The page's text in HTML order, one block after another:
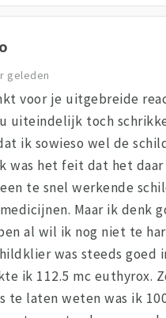
geleden
voor je uitgebreide
uiteindelijk toch
ik sowieso wel de
was het feit dat het daar
te snel werkende
Maar ik denk
al wil ik nog niet te
was steeds goed
ik 112.5 mc euthyrox.
te laten weten was ik